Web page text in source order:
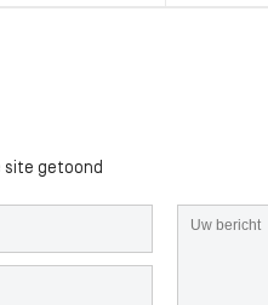
site getoond